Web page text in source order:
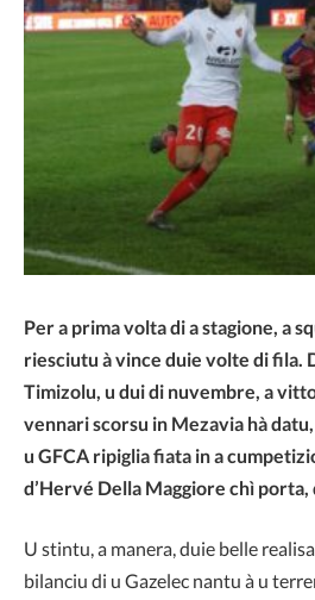
Per a prima volta di a stagione, a
riesciutu à vince duie volte di fila.
Timizolu, u dui di nuvembre, a
vennari scorsu in Mezavia hà
u GFCA ripiglia fiata in a
d’Hervé Della Maggiore chì
U stintu, a manera, duie belle
bilanciu di u Gazelec nantu à u